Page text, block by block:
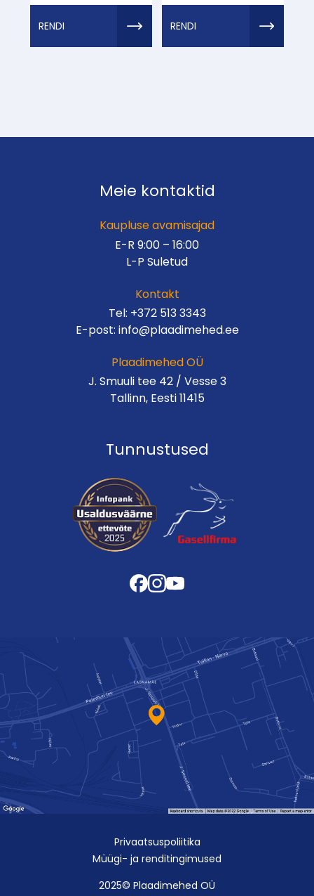
RENDI RENDI
Meie kontaktid
Kaupluse avamisajad
E-R 9:00 – 16:00
L-P Suletud
Kontakt
Tel: +372 513 3343
E-post: info@plaadimehed.ee
Plaadimehed OÜ
J. Smuuli tee 42 / Vesse 3
Tallinn, Eesti 11415
Tunnustused
Privaatsuspoliitika
Müügi- ja renditingimused
2025© Plaadimehed OÜ